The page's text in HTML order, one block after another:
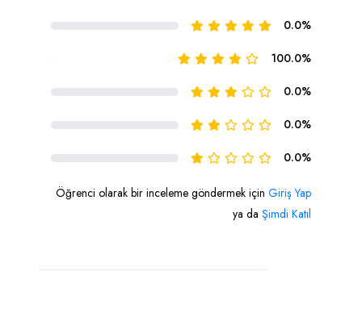
0.0%
100.0%
0.0%
0.0%
0.0%
Öğrenci olarak bir inceleme göndermek için Giriş Yap
ya da Şimdi Katıl